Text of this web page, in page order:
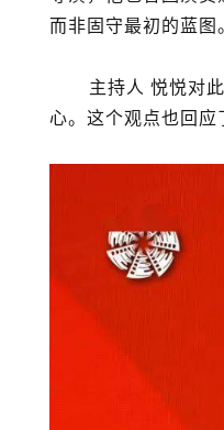
而非固守最初的蓝图。
主持人 悦悦对
心。这个观点也回